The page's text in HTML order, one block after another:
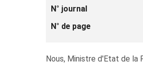
N° journal
N° de page
Nous, Ministre d'Etat de la